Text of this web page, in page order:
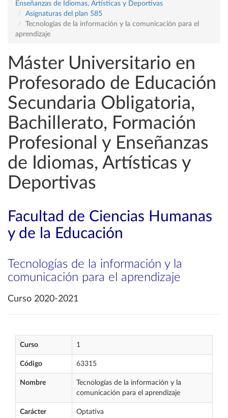
Enseñanzas de Idiomas, Artísticas y Deportivas
Asignaturas del plan 585
Tecnologías de la información y la comunicación para el
aprendizaje
Máster Universitario en
Profesorado de Educación
Secundaria Obligatoria,
Bachillerato, Formación
Profesional y Enseñanzas
de Idiomas, Artísticas y
Deportivas
Facultad de Ciencias Humanas
y de la Educación
Tecnologías de la información y la
comunicación para el aprendizaje
Curso 2020-2021
Curso 1
Código 63315
Nombre
Tecnologías de la información y la
comunicación para el aprendizaje
Carácter Optativa